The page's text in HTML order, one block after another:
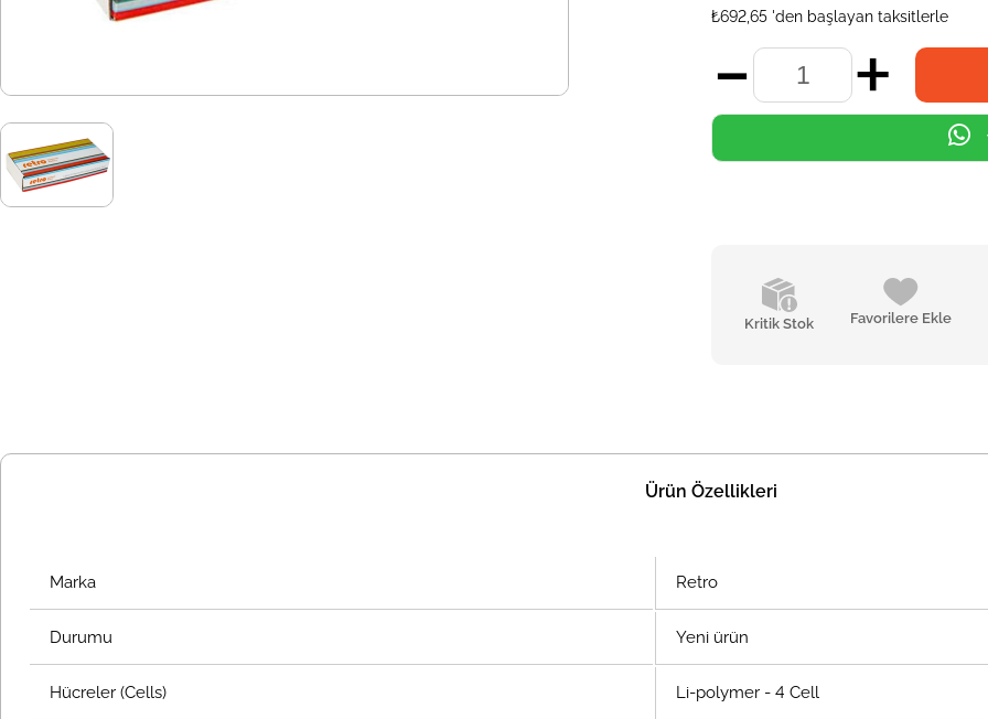
₺692,65 'den başlayan taksitlerle
Kritik Stok Favorilere Ekle
Ürün Özellikleri
Marka Retro
Durumu Yeni ürün
Hücreler (Cells) Li-polymer - 4 Cell